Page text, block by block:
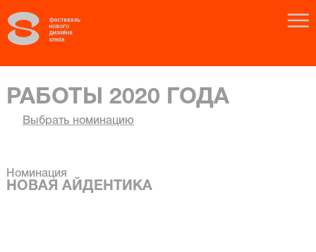
РАБОТЫ 2020 ГОДА
Выбрать номинацию
Номинация
НОВАЯ АЙДЕНТИКА